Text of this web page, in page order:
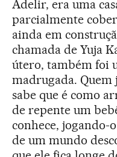
Adelir, era uma
parcialmente
ainda em
chamada de Yuja
útero, também foi
madrugada. Quem
sabe que é como
de repente um
conhece, jogando-
de um mundo